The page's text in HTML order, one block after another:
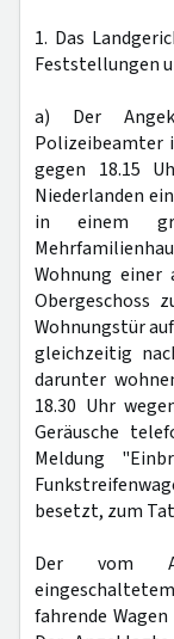
1. Das
Feststellungen
a) Der
Polizeibeamter
gegen 18.15
Niederlanden
in einem
Wohnung einer
Obergeschoss
Wohnungstür
gleichzeitig
darunter
18.30 Uhr
Geräusche
Meldung
besetzt, zum
Der vom
fahrende